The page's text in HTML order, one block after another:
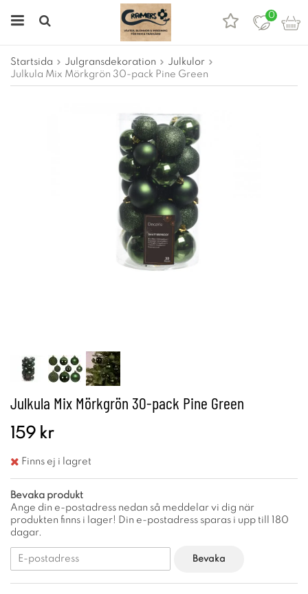
0
Startsida Julgransdekoration
Julkulor
Julkula Mix Mörkgrön 30-pack Pine Green
Julkula Mix Mörkgrön 30-pack Pine Green
159 kr
Finns ej i lagret
Bevaka produkt
Ange din e-postadress nedan så meddelar vi dig när
produkten finns i lager! Din e-postadress sparas i upp till 180
dagar.
Bevaka